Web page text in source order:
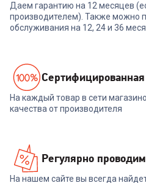
Даем гарантию на 12 месяцев
производителем). Также можно
обслуживания на 12, 24 и 36
На каждый товар в сети
качества от производителя
Регулярно
На нашем сайте вы всегда